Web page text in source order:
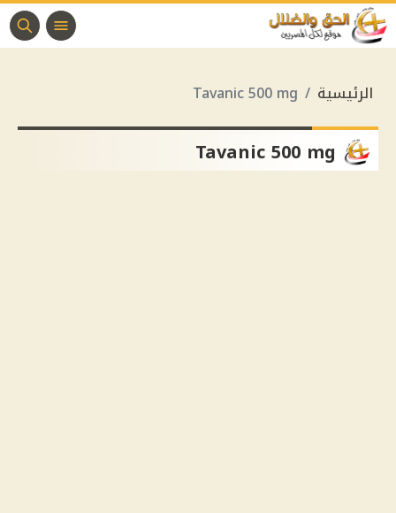
الرئيسية Tavanic 500 mg
Tavanic 500 mg